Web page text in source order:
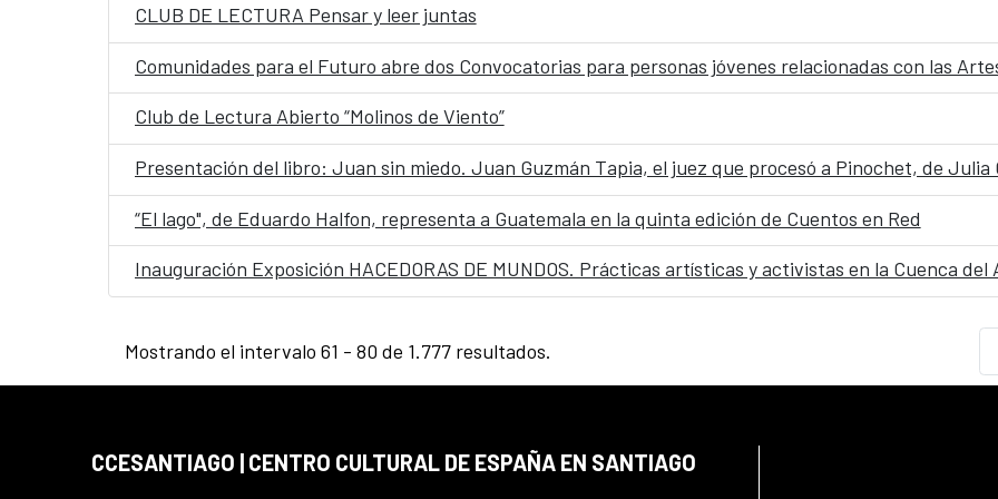
CLUB DE LECTURA Pensar y leer juntas
Comunidades para el Futuro abre dos Convocatorias para personas jóvenes relacionadas con las
Club de Lectura Abierto “Molinos de Viento”
Presentación del libro: Juan sin miedo. Juan Guzmán Tapia, el juez que procesó a Pinochet, de Julia
“El lago", de Eduardo Halfon, representa a Guatemala en la quinta edición de Cuentos en Red
Inauguración Exposición HACEDORAS DE MUNDOS. Prácticas artísticas y activistas en la Cuenca del
Mostrando el intervalo 61 - 80 de 1.777 resultados.
CCESANTIAGO | CENTRO CULTURAL DE ESPAÑA EN SANTIAGO